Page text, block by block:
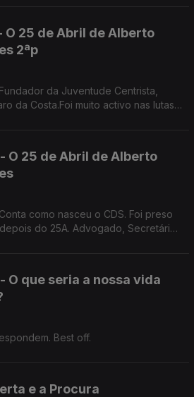
O 25 de Abril de Alberto
2ªp
da Juventude Centrista,
da Costa.Foi muito activo nas lutas
O 25 de Abril de Alberto
como nasceu o CDS. Foi preso
do 25A. Advogado, Secretário
O que seria a nossa vida
Best off.
e a Procura